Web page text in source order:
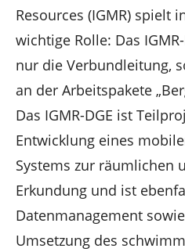
Resources (IGMR) spielt
wichtige Rolle: Das
nur die Verbundleitung,
an der Arbeitspakete
Das IGMR-DGE ist
Entwicklung eines
Systems zur räumlichen
Erkundung und ist
Datenmanagement
Umsetzung des